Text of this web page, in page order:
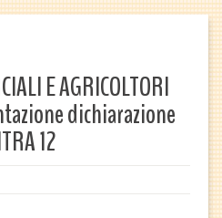
E AGRICOLTORI
dichiarazione
12